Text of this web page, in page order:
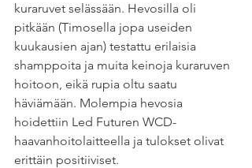
kuraruvet selässään. Hevosilla oli
pitkään (Timosella jopa useiden
kuukausien ajan) testattu erilaisia
shamppoita ja muita keinoja kuraruven
hoitoon, eikä rupia oltu saatu
häviämään. Molempia hevosia
hoidettiin Led Futuren WCD-
haavanhoitolaitteella ja tulokset olivat
erittäin positiiviset.